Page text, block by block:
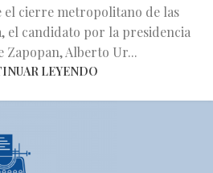
el cierre metropolitano de las
el candidato por la presidencia
Zapopan, Alberto Ur...
LEYENDO